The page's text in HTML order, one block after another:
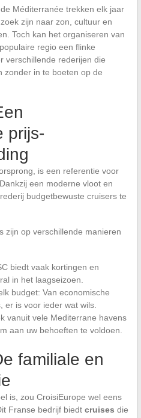
Méditerranée trekken elk jaar
zijn naar zon, cultuur en
Toch kan het organiseren van
regio een flinke
verschillende rederijen die
zonder in te boeten op de
prijs-
is een referentie voor
een moderne vloot en
budgetbewuste cruisers te
zijn op verschillende manieren
biedt vaak kortingen en
in het laagseizoen.
budget: Van economische
er is voor ieder wat wils.
vanuit vele Mediterrane havens
aan uw behoeften te voldoen.
familiale en
is, zou CroisiEurope wel eens
Franse bedrijf biedt cruises die